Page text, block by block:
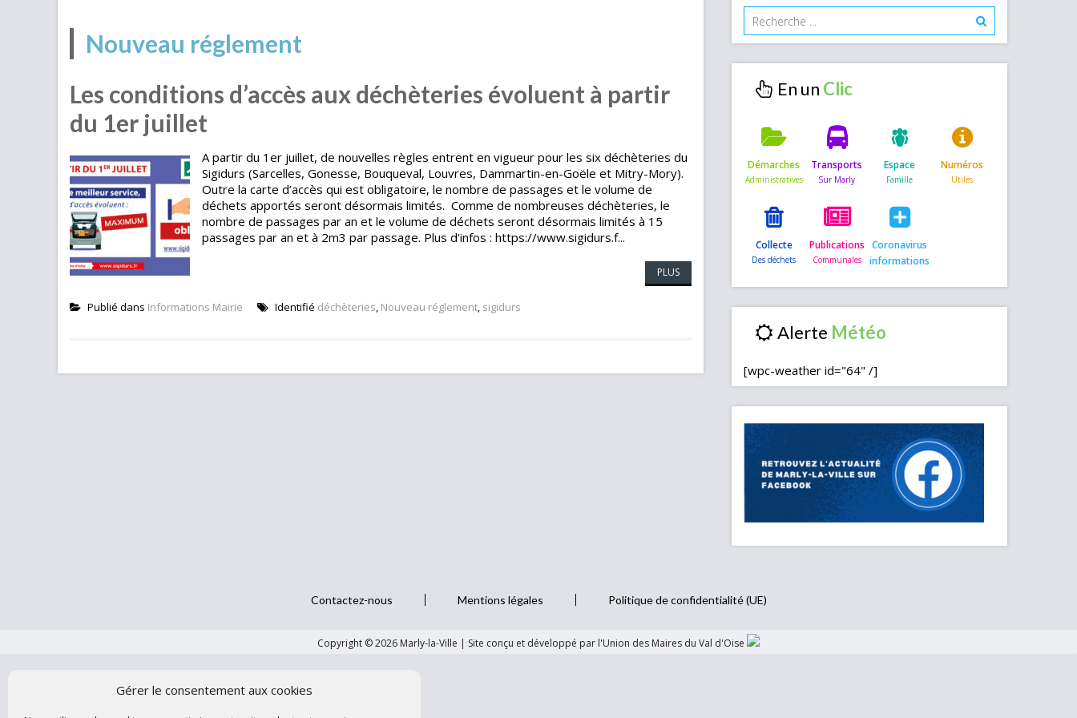
Gérer le consentement aux cookies
Nouveau réglement
Les conditions d’accès aux déchèteries évoluent à partir
du 1er juillet
A partir du 1er juillet, de nouvelles règles entrent en vigueur pour les six déchèteries du
Sigidurs (Sarcelles, Gonesse, Bouqueval, Louvres, Dammartin-en-Goële et Mitry-Mory).
Outre la carte d’accès qui est obligatoire, le nombre de passages et le volume de
déchets apportés seront désormais limités. Comme de nombreuses déchèteries, le
nombre de passages par an et le volume de déchets seront désormais limités à 15
passages par an et à 2m3 par passage. Plus d'infos : https://www.sigidurs.f...
PLUS
Publié dans Informations Mairie Identifié déchèteries, Nouveau réglement, sigidurs
En un
Démarches Transports Espace Numéros
Collecte Publications Coronavirus
informations
Alerte
[wpc-weather id="64" /]
Contactez-nous Mentions légales Politique de confidentialité (UE)
Copyright © 2026 Marly-la-Ville | Site conçu et développé par l'Union des Maires du Val d'Oise